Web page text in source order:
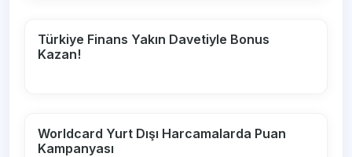
Türkiye Finans Yakın Davetiyle Bonus
Kazan!
Worldcard Yurt Dışı Harcamalarda Puan
Kampanyası